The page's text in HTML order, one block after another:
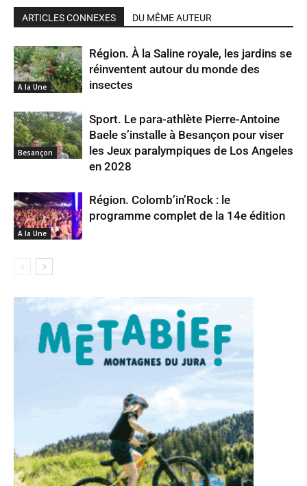
ARTICLES CONNEXES DU MÊME AUTEUR
A la Une
Région. À la Saline royale, les jardins se
réinventent autour du monde des
insectes
Besançon
Sport. Le para-athlète Pierre-Antoine
Baele s’installe à Besançon pour viser
les Jeux paralympiques de Los Angeles
en 2028
A la Une
Région. Colomb’in’Rock : le
programme complet de la 14e édition